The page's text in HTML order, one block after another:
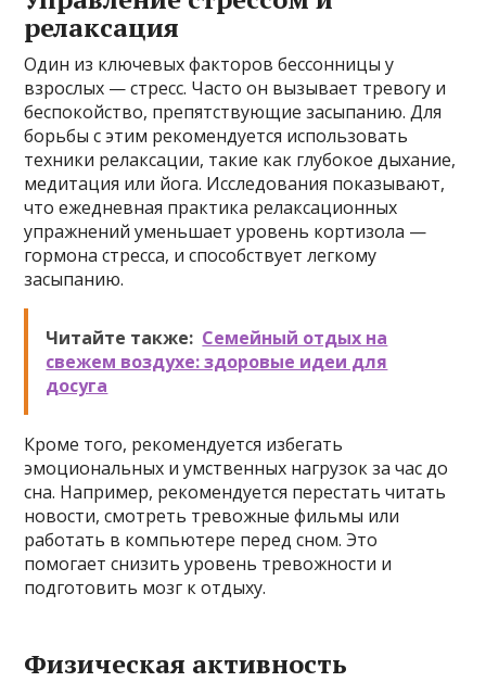
релаксация
Один из ключевых факторов бессонницы у
взрослых — стресс. Часто он вызывает тревогу и
беспокойство, препятствующие засыпанию. Для
борьбы с этим рекомендуется использовать
техники релаксации, такие как глубокое дыхание,
медитация или йога. Исследования показывают,
что ежедневная практика релаксационных
упражнений уменьшает уровень кортизола —
гормона стресса, и способствует легкому
засыпанию.
Читайте также: Семейный отдых на
свежем воздухе: здоровые идеи для
досуга
Кроме того, рекомендуется избегать
эмоциональных и умственных нагрузок за час до
сна. Например, рекомендуется перестать читать
новости, смотреть тревожные фильмы или
работать в компьютере перед сном. Это
помогает снизить уровень тревожности и
подготовить мозг к отдыху.
Физическая активность